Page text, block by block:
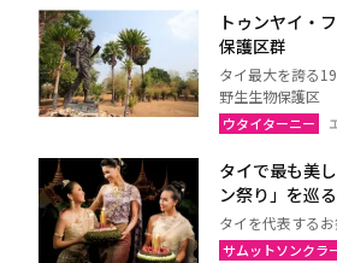
トゥンヤイ・
保護区群
タイ最大を誇る
野生生物保護区
ウタイターニー
タイで最も美
ン祭り」を巡る
タイを代表する
サムットソンクラ